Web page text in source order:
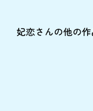
妃恋さんの他の作